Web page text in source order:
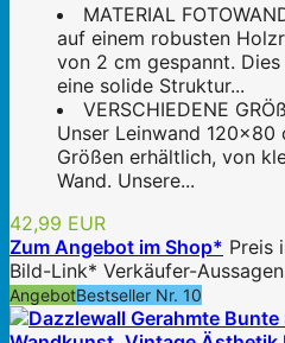
MATERIAL
auf einem robusten
von 2 cm gespannt.
eine solide Struktur...
VERSCHIEDENE
Unser Leinwand 120x80
Größen erhältlich, von
Wand. Unsere...
42,99 EUR
Zum Angebot im Shop* Preis
Bild-Link* Verkäufer-
AngebotBestseller Nr. 10